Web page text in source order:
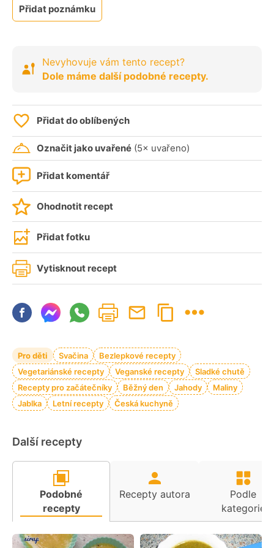
Přidat poznámku
Nevyhovuje vám tento recept?
Dole máme další podobné recepty.
Přidat do oblíbených
Označit jako uvařené (5× uvařeno)
Přidat komentář
Ohodnotit recept
Přidat fotku
Vytisknout recept
Pro děti Svačina
Bezlepkové recepty
Vegetariánské recepty
Veganské recepty
Sladké chutě
Recepty pro začátečníky
Běžný den Jahody
Maliny
Jablka
Letní recepty Česká kuchyně
Další recepty
Podobné
recepty
Recepty autora
Podle
kategorie